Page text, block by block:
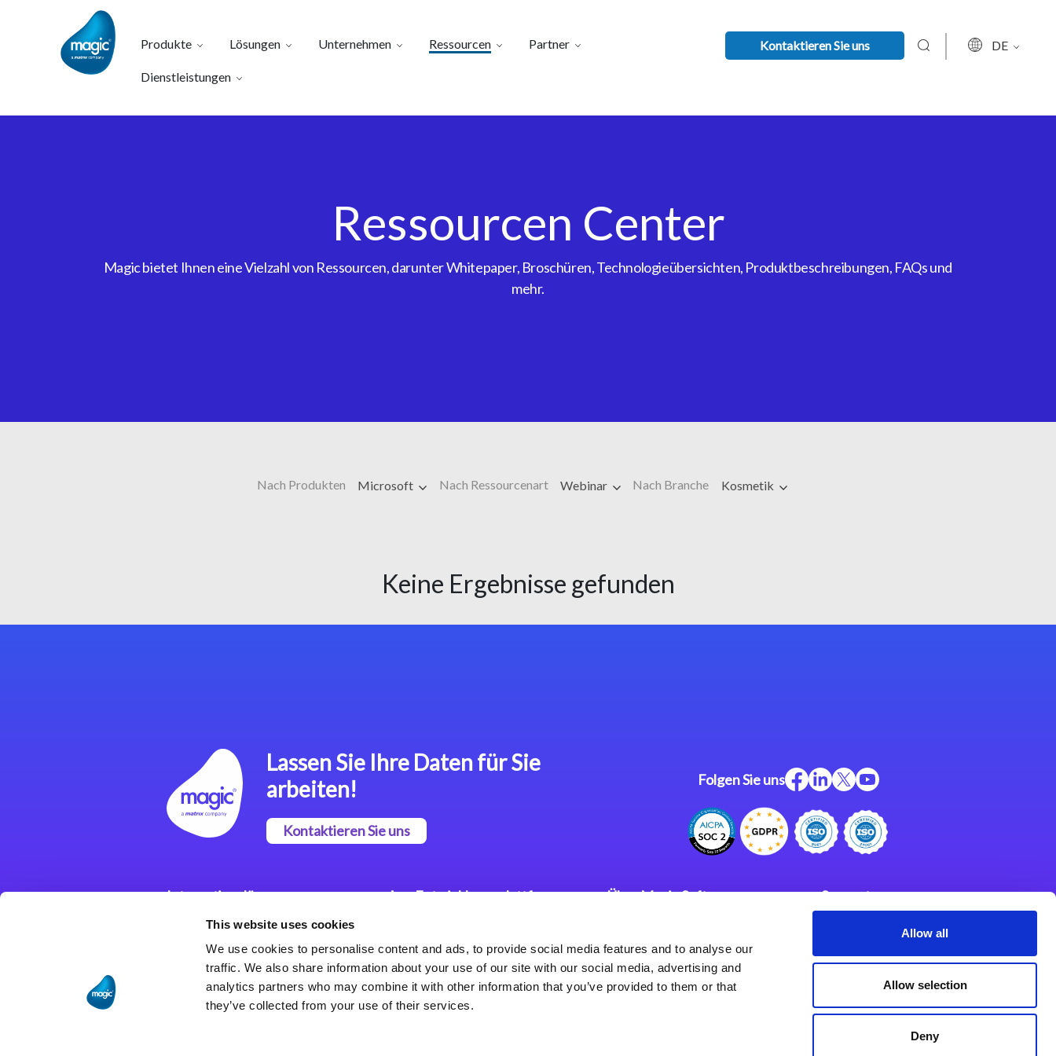
This website uses cookies
We use cookies to personalise content and ads, to provide social media features and to analyse our
traffic. We also share information about your use of our site with our social media, advertising and
analytics partners who may combine it with other information that you’ve provided to them or that
they’ve collected from your use of their services.
Allow all
Allow selection
Deny
Produkte Lösungen Unternehmen Ressourcen Partner
Dienstleistungen
Kontaktieren Sie uns DE
Ressourcen Center
Magic bietet Ihnen eine Vielzahl von Ressourcen, darunter Whitepaper, Broschüren, Technologieübersichten, Produktbeschreibungen, FAQs und
mehr.
Nach Produkten Microsoft Nach Ressourcenart Webinar Nach Branche Kosmetik
Keine Ergebnisse gefunden
Lassen Sie Ihre Daten für Sie
arbeiten!
Kontaktieren Sie uns
Folgen Sie uns
Integrationslösungen
Magic xpi
Integrationsplattform
App Entwicklungsplattform
Plattform
Magic xpa Web Application
Framework
Über Magic Software
Karriere
Datenschutzerklärung
Weltweite Niederlassungen
Support
Impressum